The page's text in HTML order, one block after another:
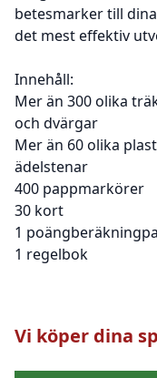
betesmarker till
det mest effektiv
Innehåll:
Mer än 300 olika
och dvärgar
Mer än 60 olika
ädelstenar
400 pappmarkörer
30 kort
1
1 regelbok
Vi köper dina